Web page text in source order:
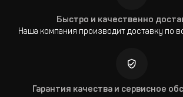
Быстро и качественно
Наша компания производит доставку по
Гарантия качества и сервисное